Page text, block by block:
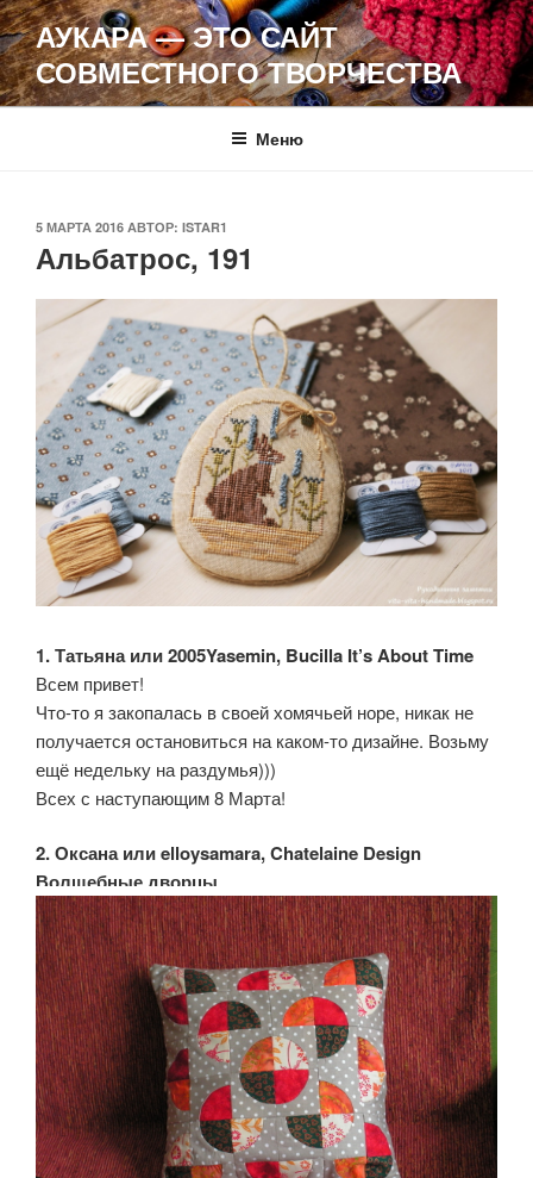
Перейти
к
содержимому
АУКАРА — ЭТО САЙТ
СОВМЕСТНОГО ТВОРЧЕСТВА
Меню
ОПУБЛИКОВАНО
5 МАРТА 2016 АВТОР: ISTAR1
Альбатрос, 191
1. Татьяна или 2005Yasemin, Bucilla It’s About Time
Всем привет!
Что-то я закопалась в своей хомячьей норе, никак не
получается остановиться на каком-то дизайне. Возьму
ещё недельку на раздумья)))
Всех с наступающим 8 Марта!
2. Оксана или elloysamara, Chatelaine Design
Волшебные дворцы